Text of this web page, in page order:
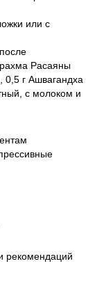
или с
Расаяны
0,5 г Ашвагандха
с молоком и
рекомендаций